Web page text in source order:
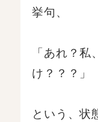
挙句、
「あれ？
け？？？」
という、状